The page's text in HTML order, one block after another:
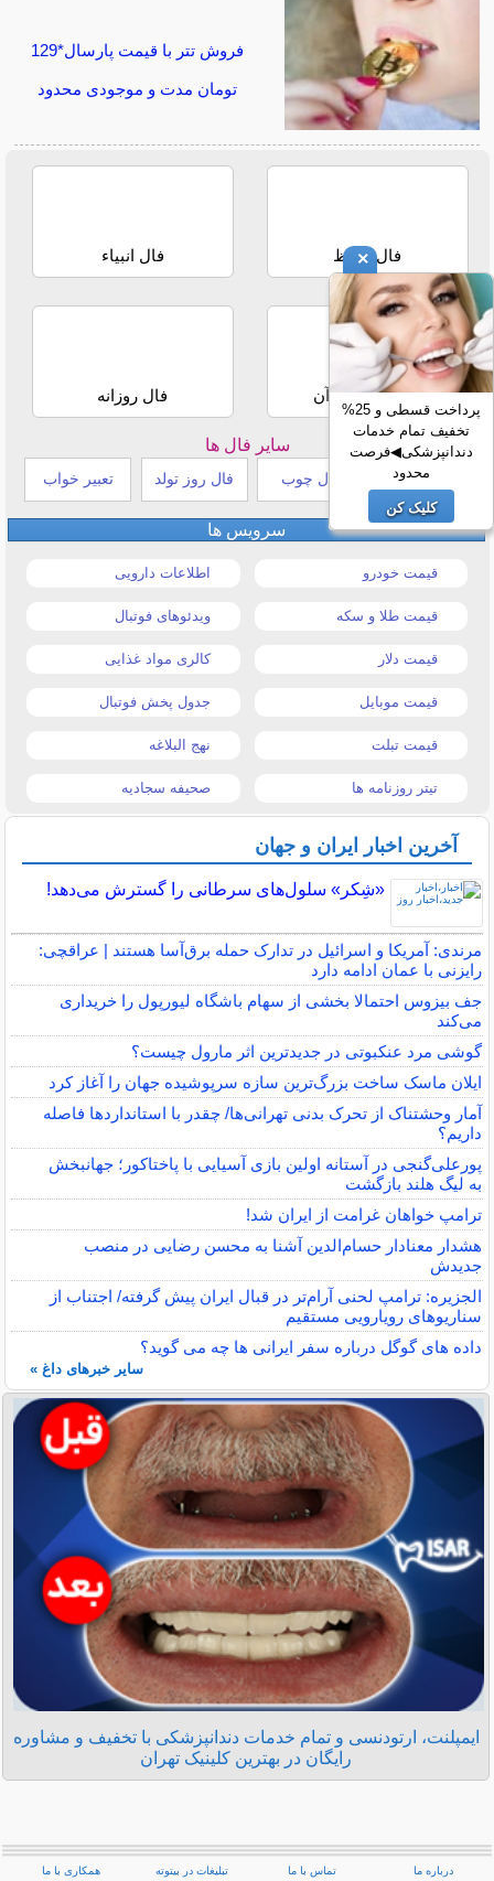
فروش تتر با قیمت پارسال*129
تومان مدت و موجودی محدود
فال حافظ فال انبیاء
استخاره با قرآن فال روزانه
سایر فال ها
طالع بینی هندی فال چوب فال روز تولد تعبیر خواب
سرویس ها
قیمت خودرو اطلاعات دارویی
قیمت طلا و سکه ویدئوهای فوتبال
قیمت دلار کالری مواد غذایی
قیمت موبایل جدول پخش فوتبال
قیمت تبلت نهج البلاغه
تیتر روزنامه ها صحیفه سجادیه
آخرین اخبار ایران و جهان
«شِکر» سلول‌های سرطانی را گسترش می‌دهد!
مرندی: آمریکا و اسرائیل در تدارک حمله برق‌آسا هستند | عراقچی:
رایزنی با عمان ادامه دارد
جف بیزوس احتمالا بخشی از سهام باشگاه لیورپول را خریداری
می‌کند
گوشی مرد عنکبوتی در جدیدترین اثر مارول چیست؟
ایلان ماسک ساخت بزرگ‌ترین سازه سرپوشیده جهان را آغاز کرد
آمار وحشتناک از تحرک بدنی تهرانی‌ها/ چقدر با استانداردها فاصله
داریم؟
پورعلی‌گنجی در آستانه اولین بازی آسیایی با پاختاکور؛ جهانبخش
به لیگ هلند بازگشت
ترامپ خواهان غرامت از ایران شد!
هشدار معنادار حسام‌الدین آشنا به محسن رضایی در منصب
جدیدش
الجزیره: ترامپ لحنی آرام‌تر در قبال ایران پیش گرفته/ اجتناب از
سناریوهای رویارویی مستقیم
داده‌ های گوگل درباره سفر ایرانی ‌ها چه می ‌گوید؟
سایر خبرهای داغ »
ایمپلنت، ارتودنسی و تمام خدمات دندانپزشکی با تخفیف و مشاوره
رایگان در بهترین کلینیک تهران
×
پرداخت قسطی و 25%
تخفیف تمام خدمات
دندانپزشکی◀فرصت
محدود
کلیک کن
درباره ما تماس با ما تبلیغات در بیتوته همکاری با ما